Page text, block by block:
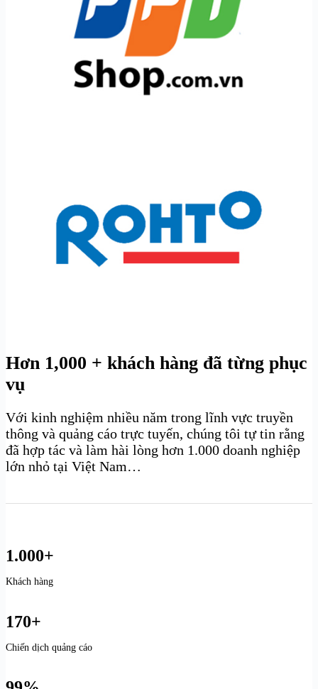
Hơn 1,000 + khách hàng đã từng phục
vụ
Với kinh nghiệm nhiều năm trong lĩnh vực truyền
thông và quảng cáo trực tuyến, chúng tôi tự tin rằng
đã hợp tác và làm hài lòng hơn 1.000 doanh nghiệp
lớn nhỏ tại Việt Nam…
1.000+
Khách hàng
170+
Chiến dịch quảng cáo